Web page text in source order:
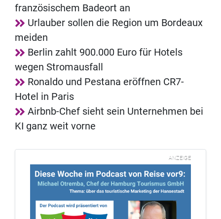
französischem Badeort an
Urlauber sollen die Region um Bordeaux
meiden
Berlin zahlt 900.000 Euro für Hotels
wegen Stromausfall
Ronaldo und Pestana eröffnen CR7-
Hotel in Paris
Airbnb-Chef sieht sein Unternehmen bei
KI ganz weit vorne
ANZEIGE